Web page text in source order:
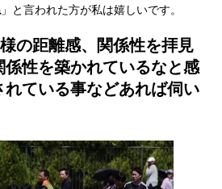
」と言われた方が私は嬉しいです。
の距離感、関係性を拝見
係性を築かれているなと感
れている事などあれば伺い